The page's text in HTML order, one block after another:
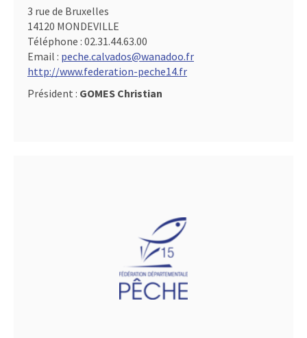
3 rue de Bruxelles
14120 MONDEVILLE
Téléphone : 02.31.44.63.00
Email : peche.calvados@wanadoo.fr
http://www.federation-peche14.fr
Président : GOMES Christian